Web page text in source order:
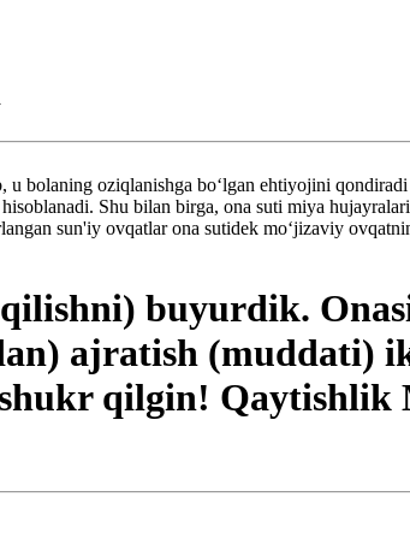
bolaning oziqlanishga bo‘lgan ehtiyojini
Shu bilan birga, ona suti miya
sun'iy ovqatlar ona sutidek mo‘jizaviy
buyurdik.
ajratish (muddati)
shukr qilgin!